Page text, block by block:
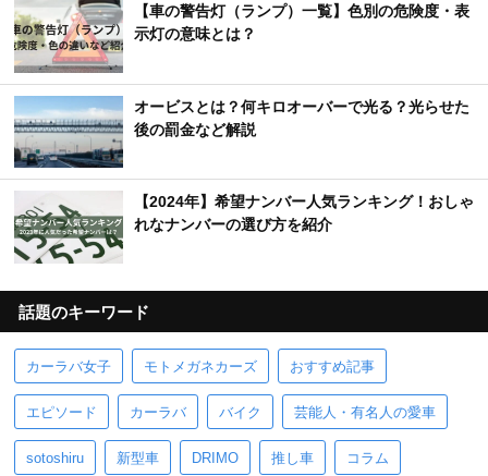
【車の警告灯（ランプ）一覧】色別の危険度・表
示灯の意味とは？
オービスとは？何キロオーバーで光る？光らせた
後の罰金など解説
【2024年】希望ナンバー人気ランキング！おしゃ
れなナンバーの選び方を紹介
話題のキーワード
カーラバ女子 モトメガネカーズ おすすめ記事
エピソード カーラバ バイク 芸能人・有名人の愛車
sotoshiru 新型車 DRIMO 推し車 コラム